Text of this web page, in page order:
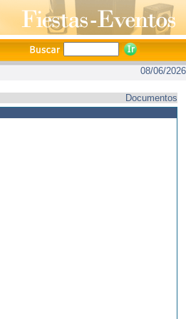
08/06/2026
Documentos